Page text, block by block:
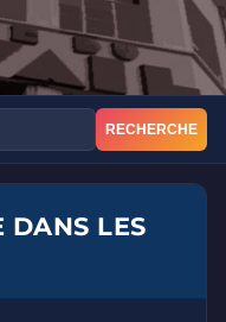
RECHERCHE
DANS LES